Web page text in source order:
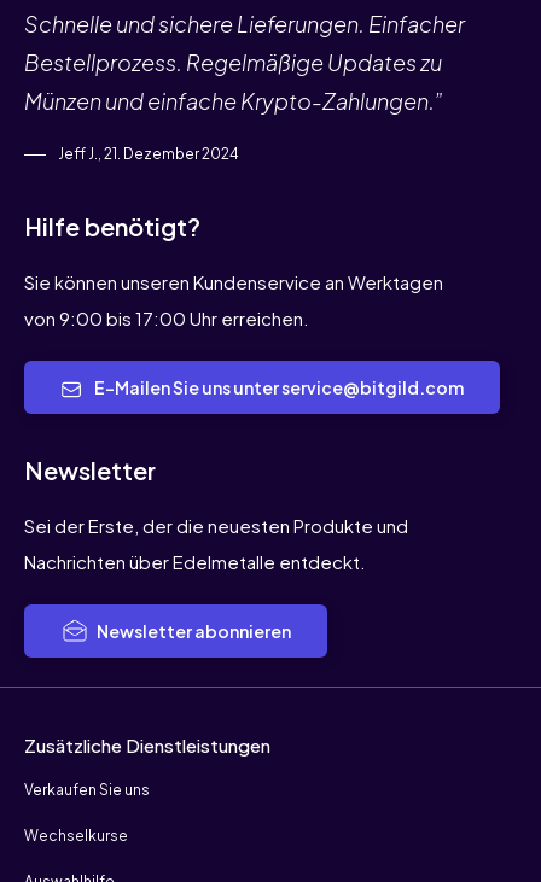
Schnelle und sichere Lieferungen. Einfacher
Bestellprozess. Regelmäßige Updates zu
Münzen und einfache Krypto-Zahlungen.”
Jeff J., 21. Dezember 2024
Hilfe benötigt?
Sie können unseren Kundenservice an Werktagen
von 9:00 bis 17:00 Uhr erreichen.
E-Mailen Sie uns unter service@bitgild.com
Newsletter
Sei der Erste, der die neuesten Produkte und
Nachrichten über Edelmetalle entdeckt.
Newsletter abonnieren
Zusätzliche Dienstleistungen
Verkaufen Sie uns
Wechselkurse